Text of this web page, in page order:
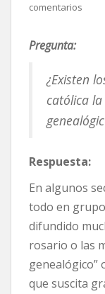
comentarios
Pregunta:
¿Existen
católica
Respuesta:
En algunos
todo en
difundido
rosario o las
genealógico”
que suscita